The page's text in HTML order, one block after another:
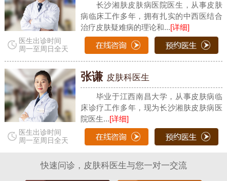
医生出诊时间
周一至周日全天
长沙湘肤皮肤病医院医生，从事皮肤
病临床工作多年，拥有扎实的中西医结合
治疗皮肤疑难病的理论和...[详细]
医生出诊时间
周一至周日全天
张谦 皮肤科医生
毕业于江西南昌大学，从事皮肤病临
床诊疗工作多年，现为长沙湘肤皮肤病医
院医生...[详细]
快速问诊，皮肤科医生与您一对一交流